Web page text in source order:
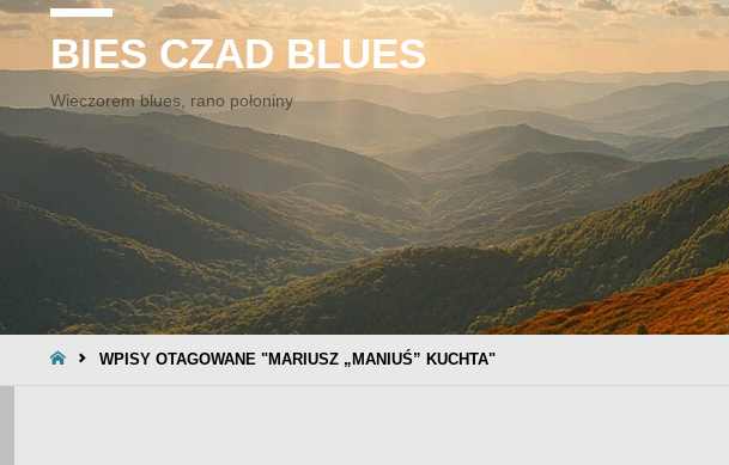
BIES CZAD BLUES
Wieczorem blues, rano połoniny
STRONA
WPISY OTAGOWANE "MARIUSZ „MANIUŚ” KUCHTA"